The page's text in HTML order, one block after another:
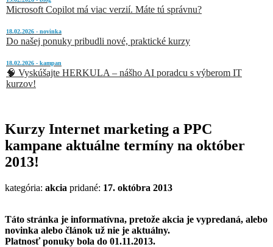
Microsoft Copilot má viac verzií. Máte tú správnu?
18.02.2026 - novinka
Do našej ponuky pribudli nové, praktické kurzy
18.02.2026 - kampan
🧠 Vyskúšajte HERKULA – nášho AI poradcu s výberom IT
kurzov!
Kurzy Internet marketing a PPC
kampane aktuálne termíny na október
2013!
kategória: akcia pridané: 17. októbra 2013
Táto stránka je informatívna, pretože akcia je vypredaná, alebo
novinka alebo článok už nie je aktuálny.
Platnosť ponuky bola do 01.11.2013.